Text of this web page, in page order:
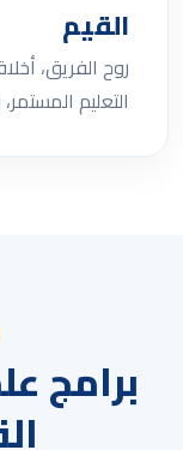
القيم
روح الفريق،
التعليم
برامج